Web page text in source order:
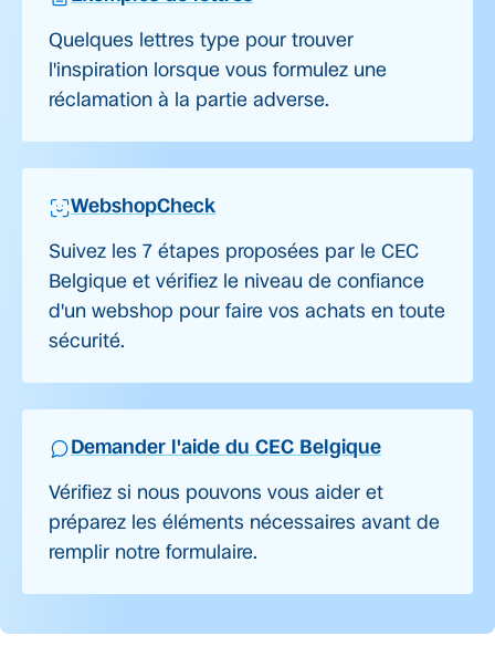
Quelques lettres type pour trouver
l'inspiration lorsque vous formulez une
réclamation à la partie adverse.
WebshopCheck
Suivez les 7 étapes proposées par le CEC
Belgique et vérifiez le niveau de confiance
d'un webshop pour faire vos achats en toute
sécurité.
Demander l'aide du CEC Belgique
Vérifiez si nous pouvons vous aider et
préparez les éléments nécessaires avant de
remplir notre formulaire.